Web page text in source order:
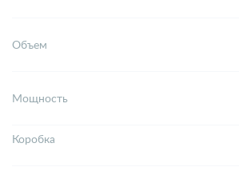
Объем
Мощность
Коробка